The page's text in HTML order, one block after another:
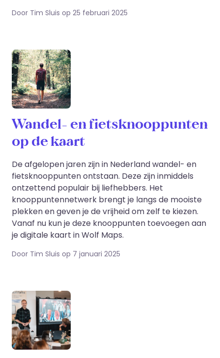
Door Tim Sluis op 25 februari 2025
Wandel- en fietsknooppunten
op de kaart
De afgelopen jaren zijn in Nederland wandel- en
fietsknooppunten ontstaan. Deze zijn inmiddels
ontzettend populair bij liefhebbers. Het
knooppuntennetwerk brengt je langs de mooiste
plekken en geven je de vrijheid om zelf te kiezen.
Vanaf nu kun je deze knooppunten toevoegen aan
je digitale kaart in Wolf Maps.
Door Tim Sluis op 7 januari 2025